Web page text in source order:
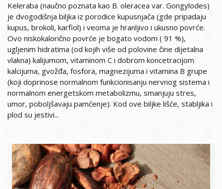
Keleraba (naučno poznata kao B. oleracea var. Gongylodes)
je dvogodišnja biljka iz porodice kupusnjača (gde pripadaju
kupus, brokoli, karfiol) i veoma je hranljivo i ukusno povrće.
Ovo niskokalorično povrće je bogato vodom ( 91 %),
ugljenim hidratima (od kojih više od polovine čine dijetalna
vlakna) kalijumom, vitaminom C i dobrom koncetracijom
kalcijuma, gvožđa, fosfora, magnezijuma i vitamina B grupe
(koji doprinose normalnom funkcionisanju nervnog sistema i
normalnom energetskom metabolizmu, smanjuju stres,
umor, poboljšavaju pamćenje). Kod ove biljke lišće, stabljika i
plod su jestivi...